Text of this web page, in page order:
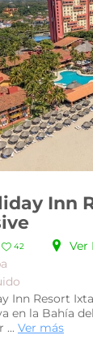
Inn
42
Ver
Inn Resort
en la Bahía
... Ver más